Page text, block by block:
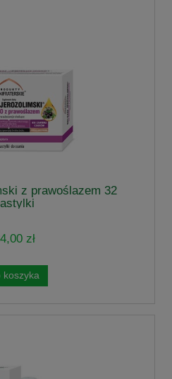
z prawoślazem 32
zł
koszyka